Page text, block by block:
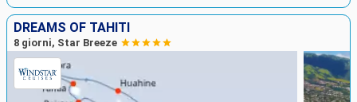
DREAMS OF TAHITI
8 giorni, Star Breeze